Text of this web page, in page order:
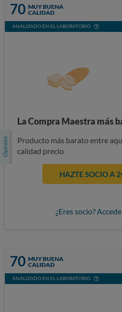
70 MUY BUENA
CALIDAD
ANALIZADO EN EL LABORATORIO
La Compra Maestra más
Producto más barato entre
calidad precio
HAZTE SOCIO A
¿Eres socio?
70 MUY BUENA
CALIDAD
ANALIZADO EN EL LABORATORIO